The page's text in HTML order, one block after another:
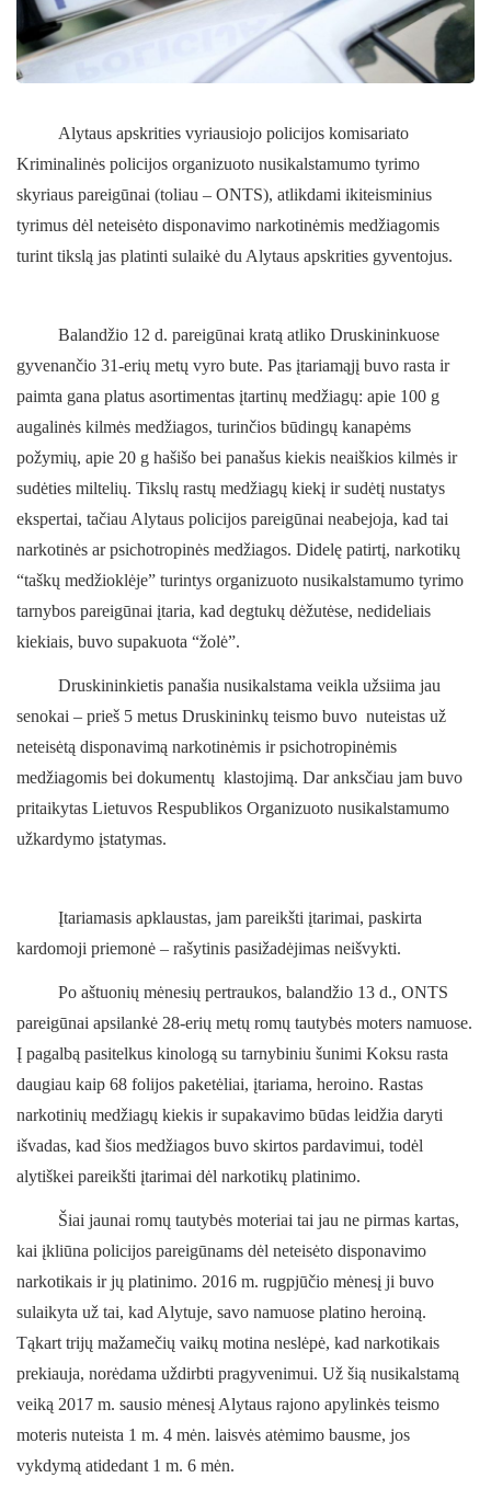
Alytaus apskrities vyriausiojo policijos komisariato
Kriminalinės policijos organizuoto nusikalstamumo tyrimo
skyriaus pareigūnai (toliau – ONTS), atlikdami ikiteisminius
tyrimus dėl neteisėto disponavimo narkotinėmis medžiagomis
turint tikslą jas platinti sulaikė du Alytaus apskrities gyventojus.
Balandžio 12 d. pareigūnai kratą atliko Druskininkuose
gyvenančio 31-erių metų vyro bute. Pas įtariamąjį buvo rasta ir
paimta gana platus asortimentas įtartinų medžiagų: apie 100 g
augalinės kilmės medžiagos, turinčios būdingų kanapėms
požymių, apie 20 g hašišo bei panašus kiekis neaiškios kilmės ir
sudėties miltelių. Tikslų rastų medžiagų kiekį ir sudėtį nustatys
ekspertai, tačiau Alytaus policijos pareigūnai neabejoja, kad tai
narkotinės ar psichotropinės medžiagos. Didelę patirtį, narkotikų
“taškų medžioklėje” turintys organizuoto nusikalstamumo tyrimo
tarnybos pareigūnai įtaria, kad degtukų dėžutėse, nedideliais
kiekiais, buvo supakuota “žolė”.
Druskininkietis panašia nusikalstama veikla užsiima jau
senokai – prieš 5 metus Druskininkų teismo buvo nuteistas už
neteisėtą disponavimą narkotinėmis ir psichotropinėmis
medžiagomis bei dokumentų klastojimą. Dar anksčiau jam buvo
pritaikytas Lietuvos Respublikos Organizuoto nusikalstamumo
užkardymo įstatymas.
Įtariamasis apklaustas, jam pareikšti įtarimai, paskirta
kardomoji priemonė – rašytinis pasižadėjimas neišvykti.
Po aštuonių mėnesių pertraukos, balandžio 13 d., ONTS
pareigūnai apsilankė 28-erių metų romų tautybės moters namuose.
Į pagalbą pasitelkus kinologą su tarnybiniu šunimi Koksu rasta
daugiau kaip 68 folijos paketėliai, įtariama, heroino. Rastas
narkotinių medžiagų kiekis ir supakavimo būdas leidžia daryti
išvadas, kad šios medžiagos buvo skirtos pardavimui, todėl
alytiškei pareikšti įtarimai dėl narkotikų platinimo.
Šiai jaunai romų tautybės moteriai tai jau ne pirmas kartas,
kai įkliūna policijos pareigūnams dėl neteisėto disponavimo
narkotikais ir jų platinimo. 2016 m. rugpjūčio mėnesį ji buvo
sulaikyta už tai, kad Alytuje, savo namuose platino heroiną.
Tąkart trijų mažamečių vaikų motina neslėpė, kad narkotikais
prekiauja, norėdama uždirbti pragyvenimui. Už šią nusikalstamą
veiką 2017 m. sausio mėnesį Alytaus rajono apylinkės teismo
moteris nuteista 1 m. 4 mėn. laisvės atėmimo bausme, jos
vykdymą atidedant 1 m. 6 mėn.